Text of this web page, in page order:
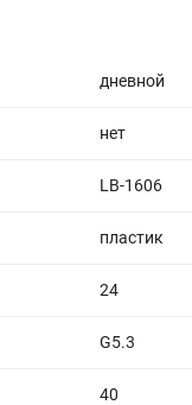
дневной
нет
LB-1606
пластик
24
G5.3
40